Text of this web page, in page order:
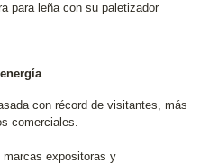
para leña con su paletizador
con récord de visitantes, más
comerciales.
marcas expositoras y